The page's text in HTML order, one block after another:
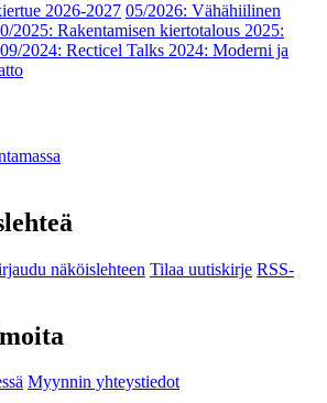
2026-2027 05/2026: Vähähiilinen
2025: Rakentamisen kiertotalous 2025:
09/2024: Recticel Talks 2024: Moderni ja
näköislehteen Tilaa uutiskirje RSS-
Myynnin yhteystiedot